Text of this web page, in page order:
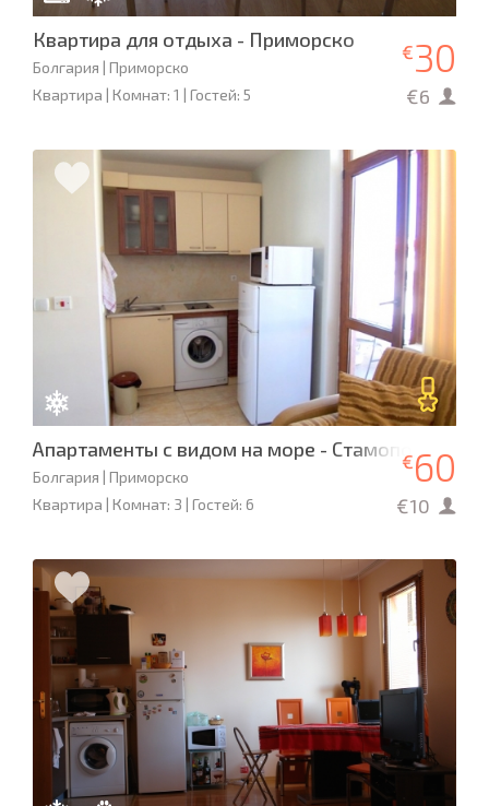
Квартира для отдыха - Приморско
Болгария | Приморско
Квартира | Комнат: 1 | Гостей: 5
€30
€6
Апартаменты с видом на море - Стамополу 4***
Болгария | Приморско
Квартира | Комнат: 3 | Гостей: 6
€60
€10